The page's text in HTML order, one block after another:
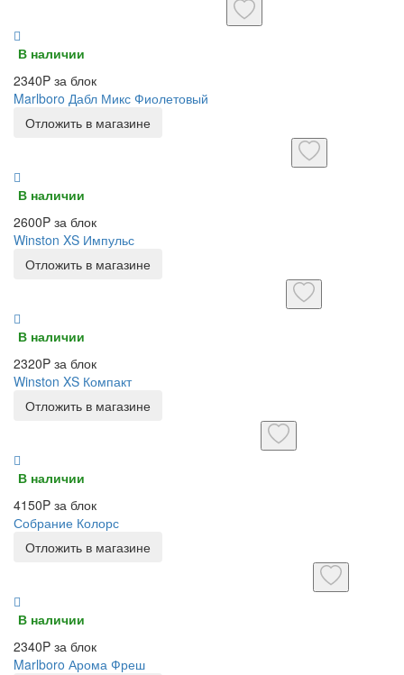
В наличии
2340P за блок
Marlboro Дабл Микс Фиолетовый
Отложить в магазине
В наличии
2600P за блок
Winston XS Импульс
Отложить в магазине
В наличии
2320P за блок
Winston XS Компакт
Отложить в магазине
В наличии
4150P за блок
Собрание Колорс
Отложить в магазине
В наличии
2340P за блок
Marlboro Арома Фреш